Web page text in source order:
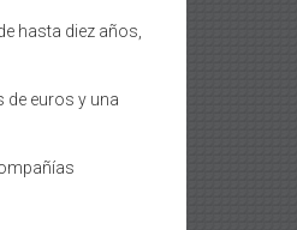
hasta diez años,
de euros y una